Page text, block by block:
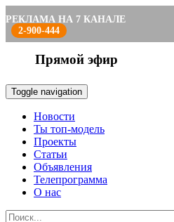
РЕКЛАМА НА 7 КАНАЛЕ
2-900-444
Прямой эфир
Toggle navigation
Новости
Ты топ-модель
Проекты
Статьи
Объявления
Телепрограмма
О нас